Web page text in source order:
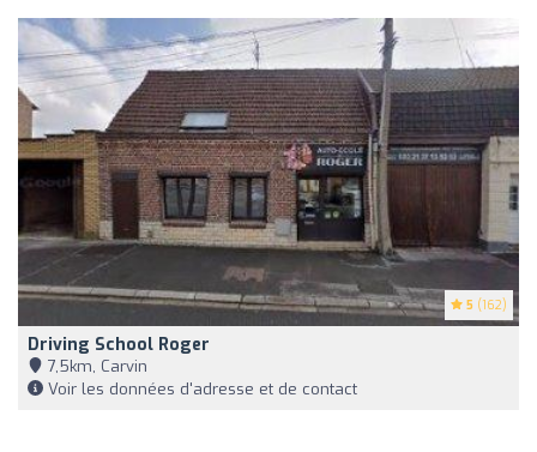
5 (162)
Driving School Roger
7,5km, Carvin
Voir les données d'adresse et de contact